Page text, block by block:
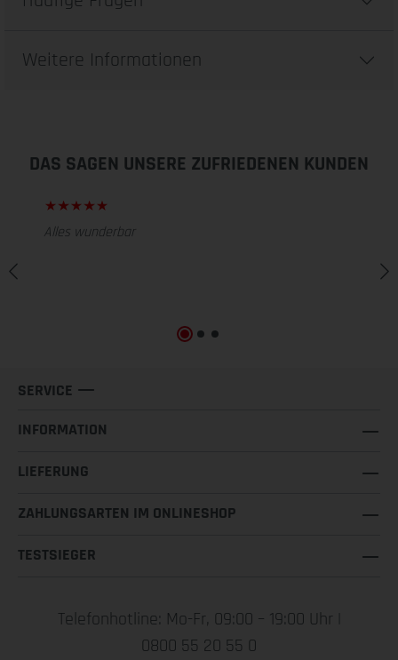
Weitere Informationen
DAS SAGEN UNSERE ZUFRIEDENEN KUNDEN
Alles wunderbar
SERVICE
INFORMATION
LIEFERUNG
ZAHLUNGSARTEN IM ONLINESHOP
TESTSIEGER
Telefonhotline: Mo-Fr, 09:00 – 19:00 Uhr |
0800 55 20 55 0